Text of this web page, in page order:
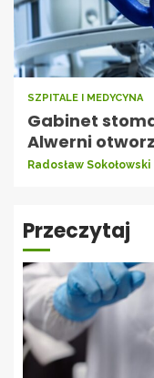
SZPITALE I MEDYCYNA
Gabinet
Alwerni
Radosław Sokołowski
Przeczytaj